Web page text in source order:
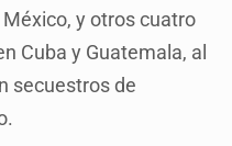
y otros cuatro
Cuba y Guatemala, al
secuestros de